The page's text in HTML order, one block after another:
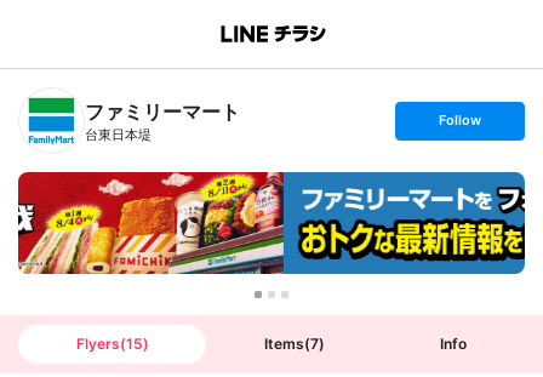
B
n
T
ファミリーマート
台東日本堤
s
t
o
l
w
Follow
Flyers(15) Items(7) Info